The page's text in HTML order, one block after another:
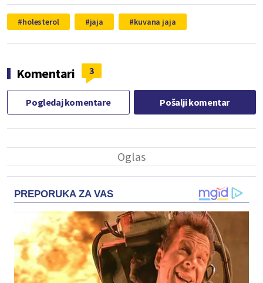
holesterol jaja kuvana jaja
Komentari 3
Pogledaj komentare Pošalji komentar
PREPORUKA ZA VAS